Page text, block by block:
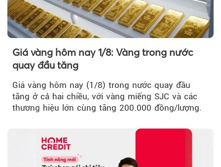
Giá vàng hôm nay 1/8: Vàng trong nước
quay đầu tăng
Giá vàng hôm nay (1/8) trong nước quay đầu
tăng ở cả hai chiều, với vàng miếng SJC và các
thương hiệu lớn cùng tăng 200.000 đồng/lượng.